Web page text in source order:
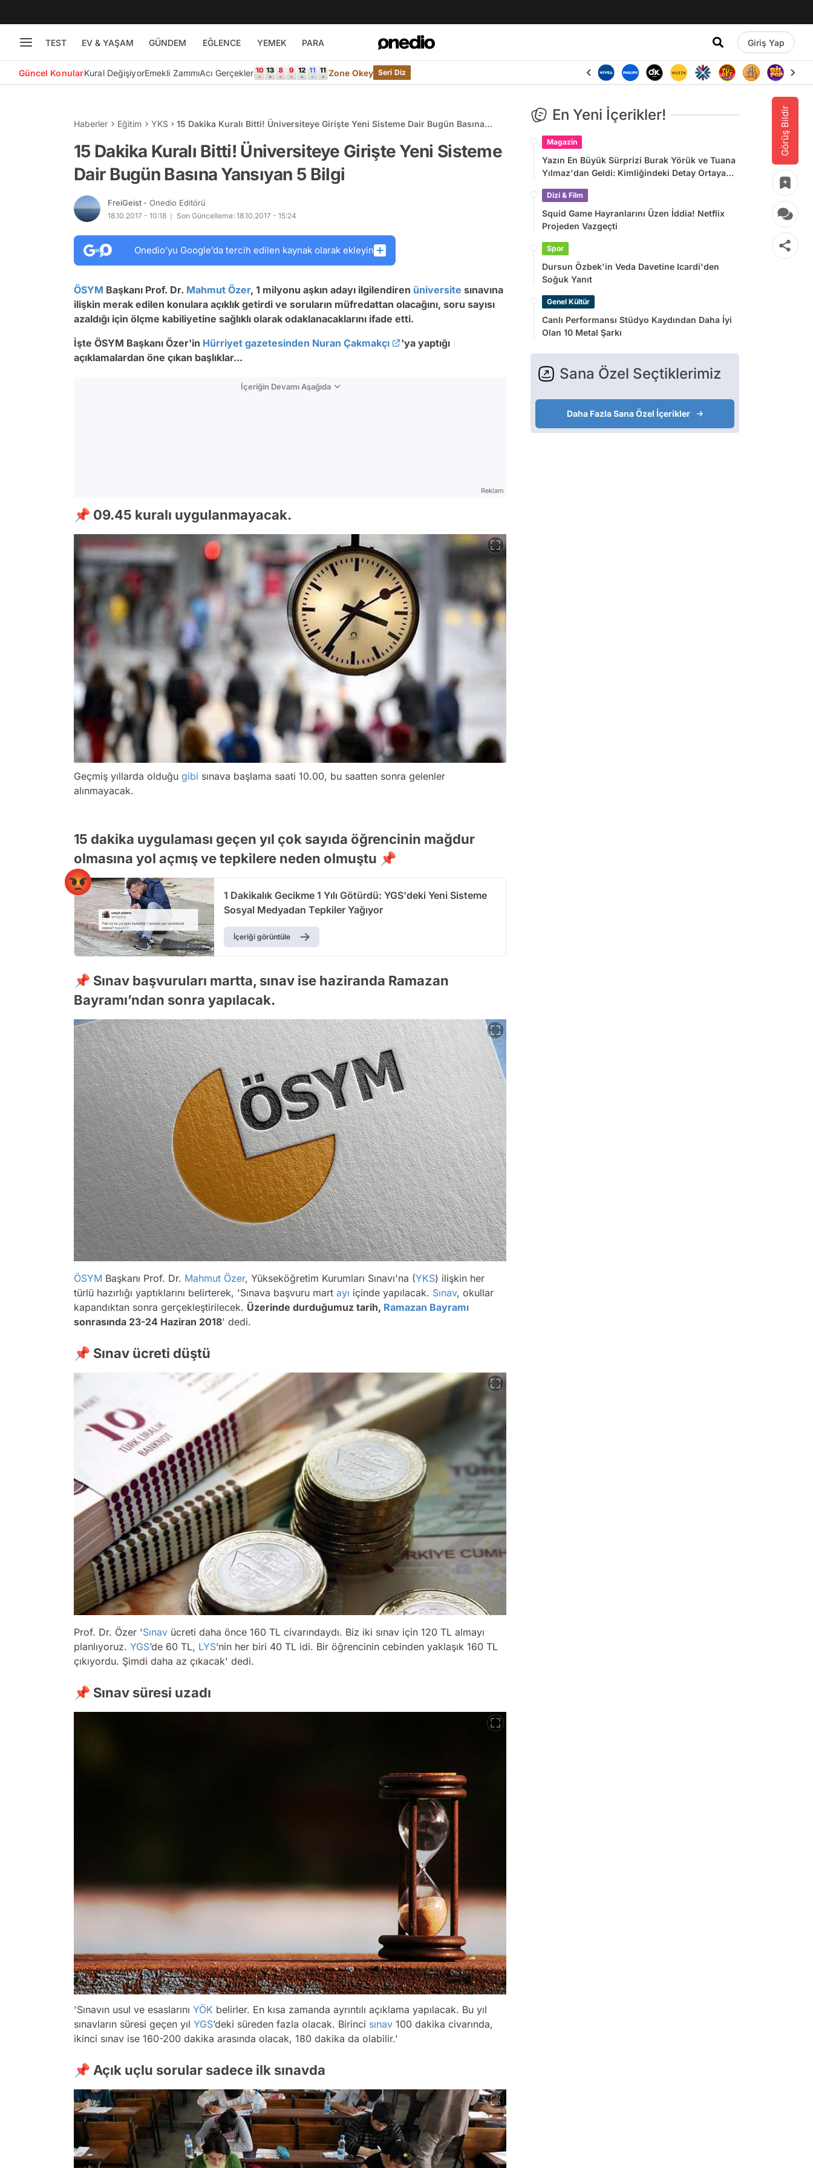
TEST EV & YAŞAM GÜNDEM EĞLENCE YEMEK PARA Giriş Yap
Güncel KonularKural DeğişiyorEmekli ZammıAcı Gerçekler Zone Okey Seri Diz
Görüş Bildir
Haberler Eğitim YKS
15 Dakika Kuralı Bitti! Üniversiteye Girişte Yeni Sisteme Dair Bugün Basına
15 Dakika Kuralı Bitti! Üniversiteye Girişte Yeni Sisteme
Dair Bugün Basına Yansıyan 5 Bilgi
FreiGeist - Onedio Editörü
18.10.2017 - 10:18 Son Güncelleme: 18.10.2017 - 15:24
Onedio’yu Google’da tercih edilen kaynak olarak ekleyin
ÖSYM Başkanı Prof. Dr. Mahmut Özer, 1 milyonu aşkın adayı ilgilendiren üniversite sınavına
ilişkin merak edilen konulara açıklık getirdi ve soruların müfredattan olacağını, soru sayısı
azaldığı için ölçme kabiliyetine sağlıklı olarak odaklanacaklarını ifade etti.
İşte ÖSYM Başkanı Özer'in Hürriyet gazetesinden Nuran Çakmakçı
'ya yaptığı
açıklamalardan öne çıkan başlıklar...
İçeriğin Devamı Aşağıda
Reklam
📌 09.45 kuralı uygulanmayacak.
Geçmiş yıllarda olduğu gibi sınava başlama saati 10.00, bu saatten sonra gelenler
alınmayacak.
15 dakika uygulaması geçen yıl çok sayıda öğrencinin mağdur
olmasına yol açmış ve tepkilere neden olmuştu 📌
1 Dakikalık Gecikme 1 Yılı Götürdü: YGS'deki Yeni Sisteme
Sosyal Medyadan Tepkiler Yağıyor
İçeriği görüntüle
📌 Sınav başvuruları martta, sınav ise haziranda Ramazan
Bayramı’ndan sonra yapılacak.
ÖSYM Başkanı Prof. Dr. Mahmut Özer, Yükseköğretim Kurumları Sınavı'na (YKS) ilişkin her
türlü hazırlığı yaptıklarını belirterek, 'Sınava başvuru mart ayı içinde yapılacak. Sınav, okullar
kapandıktan sonra gerçekleştirilecek. Üzerinde durduğumuz tarih, Ramazan Bayramı
sonrasında 23-24 Haziran 2018' dedi.
📌 Sınav ücreti düştü
Prof. Dr. Özer 'Sınav ücreti daha önce 160 TL civarındaydı. Biz iki sınav için 120 TL almayı
planlıyoruz. YGS’de 60 TL, LYS’nin her biri 40 TL idi. Bir öğrencinin cebinden yaklaşık 160 TL
çıkıyordu. Şimdi daha az çıkacak' dedi.
📌 Sınav süresi uzadı
'Sınavın usul ve esaslarını YÖK belirler. En kısa zamanda ayrıntılı açıklama yapılacak. Bu yıl
sınavların süresi geçen yıl YGS’deki süreden fazla olacak. Birinci sınav 100 dakika civarında,
ikinci sınav ise 160-200 dakika arasında olacak, 180 dakika da olabilir.'
📌 Açık uçlu sorular sadece ilk sınavda
En Yeni İçerikler!
Magazin
Yazın En Büyük Sürprizi Burak Yörük ve Tuana
Yılmaz'dan Geldi: Kimliğindeki Detay Ortaya
Dizi & Film
Squid Game Hayranlarını Üzen İddia! Netflix
Projeden Vazgeçti
Spor
Dursun Özbek'in Veda Davetine Icardi'den
Soğuk Yanıt
Genel Kültür
Canlı Performansı Stüdyo Kaydından Daha İyi
Olan 10 Metal Şarkı
Sana Özel Seçtiklerimiz
Daha Fazla Sana Özel İçerikler